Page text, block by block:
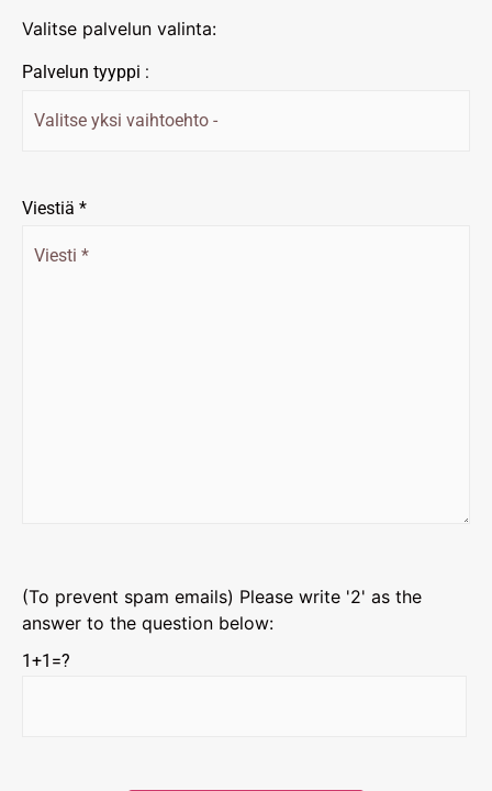
Valitse palvelun valinta:
Palvelun tyyppi :
Viestiä *
(To prevent spam emails) Please write '2' as the
answer to the question below:
1+1=?